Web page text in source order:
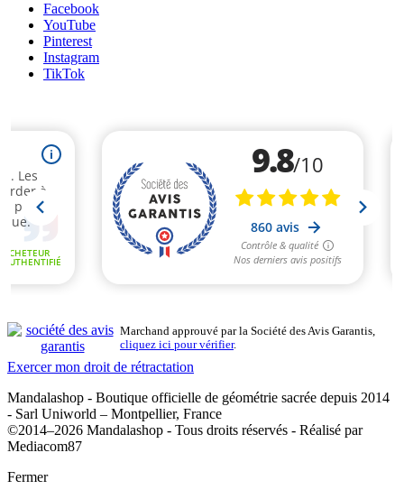
Facebook
YouTube
Pinterest
Instagram
TikTok
Marchand approuvé par la Société des Avis Garantis,
cliquez ici pour vérifier.
Exercer mon droit de rétractation
Mandalashop - Boutique officielle de géométrie sacrée depuis 2014
- Sarl Uniworld – Montpellier, France
©2014–2026 Mandalashop - Tous droits réservés - Réalisé par
Mediacom87
Fermer